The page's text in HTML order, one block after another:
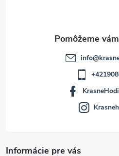
Informácie pre vás
info@